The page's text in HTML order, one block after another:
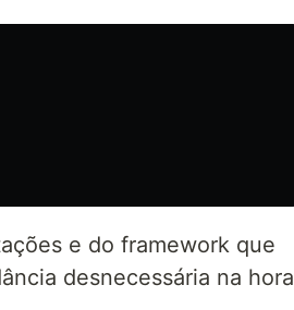
e do framework que
desnecessária na hora